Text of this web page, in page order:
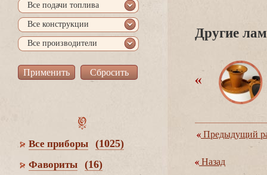
се подачи топлива
се конструкции
се производители
се приборы (1025)
Фавориты (16)
Другие
Предыдущий
Назад